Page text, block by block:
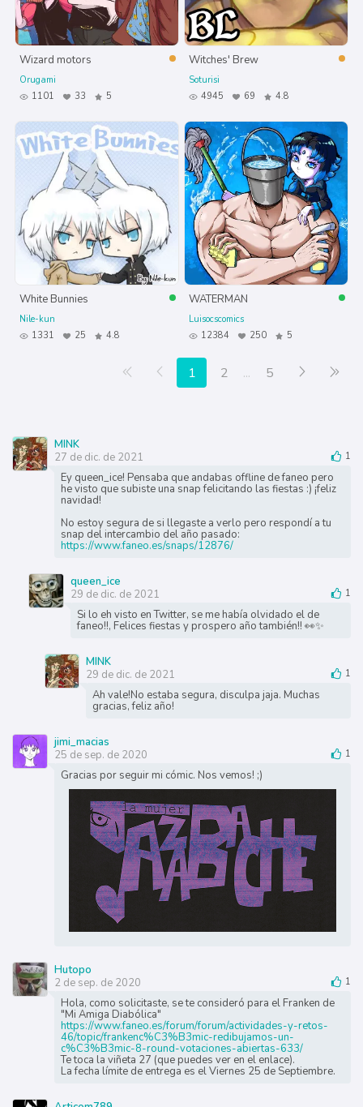
Wizard motors
Orugami
1101
33 5
Witches' Brew
Soturisi
4945
69 4.8
White Bunnies
Nile-kun
1331
25 4.8
WATERMAN
Luisocscomics
12384
250 5
Primera página
Anterior
1 2 ... 5 Siguiente
MINK
27 de dic. de 2021
1
Ey queen_ice! Pensaba que andabas offline de faneo pero
he visto que subiste una snap felicitando las fiestas :) ¡feliz
navidad!
No estoy segura de si llegaste a verlo pero respondí a tu
snap del intercambio del año pasado:
https://www.faneo.es/snaps/12876/
queen_ice
29 de dic. de 2021
1
Si lo eh visto en Twitter, se me había olvidado el de
faneo!!, Felices fiestas y prospero año también!! 👀✨
MINK
29 de dic. de 2021
1
Ah vale!No estaba segura, disculpa jaja. Muchas
gracias, feliz año!
jimi_macias
25 de sep. de 2020
1
Gracias por seguir mi cómic. Nos vemos! ;)
Hutopo
2 de sep. de 2020
1
Hola, como solicitaste, se te consideró para el Franken de
"Mi Amiga Diabólica"
https://www.faneo.es/forum/forum/actividades-y-retos-
46/topic/frankenc%C3%B3mic-redibujamos-un-
c%C3%B3mic-8-round-votaciones-abiertas-633/
Te toca la viñeta 27 (que puedes ver en el enlace).
La fecha límite de entrega es el Viernes 25 de Septiembre.